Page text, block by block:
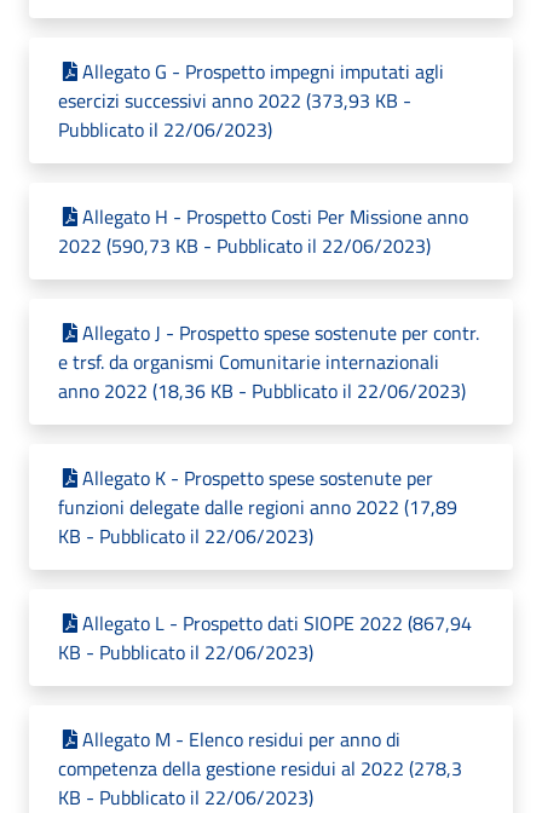
Allegato G - Prospetto impegni imputati agli
esercizi successivi anno 2022 (373,93 KB -
Pubblicato il 22/06/2023)
Allegato H - Prospetto Costi Per Missione anno
2022 (590,73 KB - Pubblicato il 22/06/2023)
Allegato J - Prospetto spese sostenute per contr.
e trsf. da organismi Comunitarie internazionali
anno 2022 (18,36 KB - Pubblicato il 22/06/2023)
Allegato K - Prospetto spese sostenute per
funzioni delegate dalle regioni anno 2022 (17,89
KB - Pubblicato il 22/06/2023)
Allegato L - Prospetto dati SIOPE 2022 (867,94
KB - Pubblicato il 22/06/2023)
Allegato M - Elenco residui per anno di
competenza della gestione residui al 2022 (278,3
KB - Pubblicato il 22/06/2023)